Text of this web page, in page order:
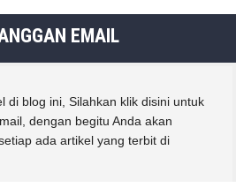
EMAIL
di blog ini, Silahkan klik disini untuk
dengan begitu Anda akan
ada artikel yang terbit di